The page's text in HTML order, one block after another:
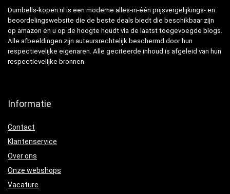
Dumbells-kopen.nl is een moderne alles-in-één prijsvergelijkings- en
beoordelingswebsite die de beste deals biedt die beschikbaar zijn
op amazon en u op de hoogte houdt via de laatst toegevoegde blogs.
Alle afbeeldingen zijn auteursrechtelijk beschermd door hun
respectievelijke eigenaren. Alle geciteerde inhoud is afgeleid van hun
respectievelijke bronnen.
Informatie
Contact
Klantenservice
Over ons
Onze webshops
Vacature